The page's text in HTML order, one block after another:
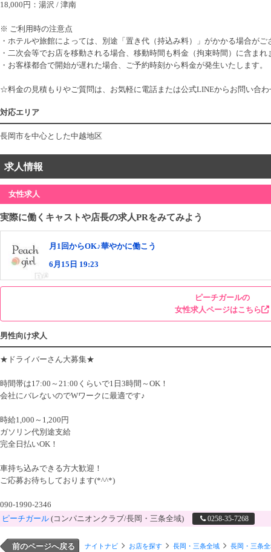
18,000円：湯沢 / 津南
※ ご利用時の注意点
・ホテルや旅館によっては、別途「置き代（持込み料）」がかかる場合がご
・二次会等でお店を移動される場合、移動時間も料金（拘束時間）に含まれ
・お客様都合で開始が遅れた場合、ご予約時刻から料金が発生いたします。
☆料金の見積もりやご質問は、お気軽に電話または公式LINEからお問い合
対応エリア
長岡市を中心とした中越地区
求人情報
女性求人
実際に働くキャストや店長の求人PRをみてみよう
月1回からOK♪華やかに働こう
6月15日 19:23
ピーチガールの
女性求人ページはこちら
男性向け求人
★ドライバーさん大募集★
時間帯は17:00～21:00くらいで1日3時間～OK！
会社にバレないのでWワークに最適です♪
時給1,000～1,200円
ガソリン代別途支給
完全日払いOK！
車持ち込みできる方大歓迎！
ご応募お待ちしております(*^^*)
090-1990-2346
ピーチガール (コンパニオンクラブ/長岡・三条全域) 0258-35-7268
前のページへ戻る ナイトナビ お店を探す 長岡・三条全域 長岡・三条